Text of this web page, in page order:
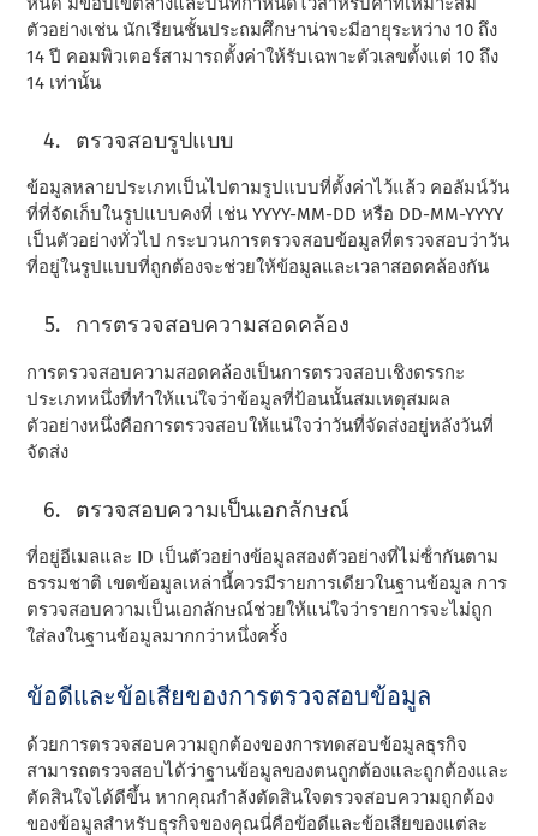
ตัวอย่างเช่น นักเรียนชั้นประถมศึกษาน่าจะมีอายุระหว่าง 10 ถึง
14 ปี คอมพิวเตอร์สามารถตั้งค่าให้รับเฉพาะตัวเลขตั้งแต่ 10 ถึง
14 เท่านั้น
ตรวจสอบรูปแบบ
ข้อมูลหลายประเภทเป็นไปตามรูปแบบที่ตั้งค่าไว้แล้ว คอลัมน์วัน
ที่ที่จัดเก็บในรูปแบบคงที่ เช่น YYYY-MM-DD หรือ DD-MM-YYYY
เป็นตัวอย่างทั่วไป กระบวนการตรวจสอบข้อมูลที่ตรวจสอบว่าวัน
ที่อยู่ในรูปแบบที่ถูกต้องจะช่วยให้ข้อมูลและเวลาสอดคล้องกัน
การตรวจสอบความสอดคล้อง
การตรวจสอบความสอดคล้องเป็นการตรวจสอบเชิงตรรกะ
ประเภทหนึ่งที่ทําให้แน่ใจว่าข้อมูลที่ป้อนนั้นสมเหตุสมผล
ตัวอย่างหนึ่งคือการตรวจสอบให้แน่ใจว่าวันที่จัดส่งอยู่หลังวันที่
จัดส่ง
ตรวจสอบความเป็นเอกลักษณ์
ที่อยู่อีเมลและ ID เป็นตัวอย่างข้อมูลสองตัวอย่างที่ไม่ซ้ํากันตาม
ธรรมชาติ เขตข้อมูลเหล่านี้ควรมีรายการเดียวในฐานข้อมูล การ
ตรวจสอบความเป็นเอกลักษณ์ช่วยให้แน่ใจว่ารายการจะไม่ถูก
ใส่ลงในฐานข้อมูลมากกว่าหนึ่งครั้ง
ข้อดีและข้อเสียของการตรวจสอบข้อมูล
ด้วยการตรวจสอบความถูกต้องของการทดสอบข้อมูลธุรกิจ
สามารถตรวจสอบได้ว่าฐานข้อมูลของตนถูกต้องและถูกต้องและ
ตัดสินใจได้ดีขึ้น หากคุณกําลังตัดสินใจตรวจสอบความถูกต้อง
ของข้อมูลสําหรับธุรกิจของคุณนี่คือข้อดีและข้อเสียของแต่ละ